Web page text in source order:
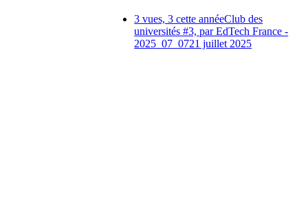
3 vues, 3 cette annéeClub des
universités #3, par EdTech France -
2025_07_0721 juillet 2025